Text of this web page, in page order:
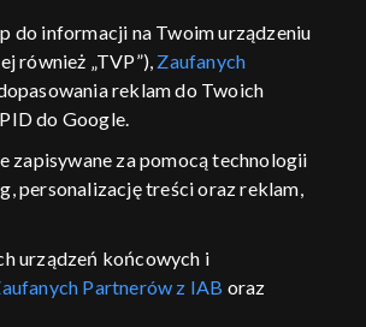
usług
do informacji na Twoim urządzeniu
również „TVP”), Zaufanych
reklam do Twoich
do Google.
zapisywane za pomocą technologii
personalizację treści oraz reklam,
urządzeń końcowych i
Partnerów z IAB oraz